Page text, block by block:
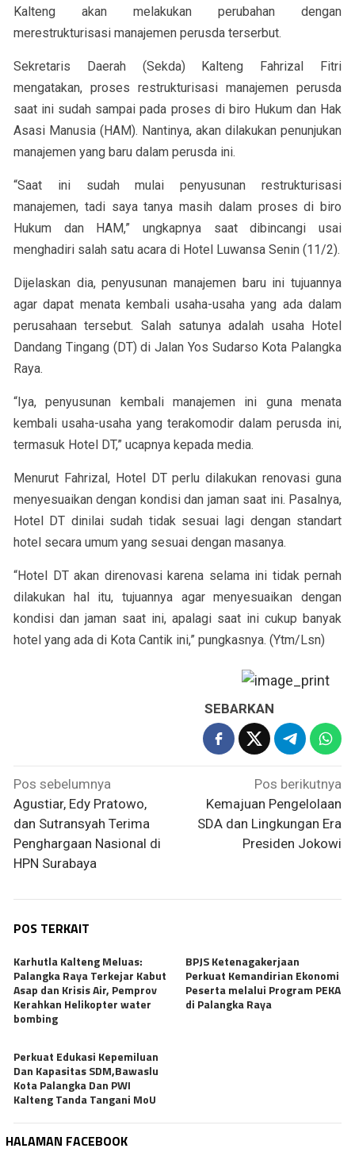
Kalteng akan melakukan perubahan dengan
merestrukturisasi manajemen perusda terserbut.
Sekretaris Daerah (Sekda) Kalteng Fahrizal Fitri
mengatakan, proses restrukturisasi manajemen perusda
saat ini sudah sampai pada proses di biro Hukum dan Hak
Asasi Manusia (HAM). Nantinya, akan dilakukan penunjukan
manajemen yang baru dalam perusda ini.
“Saat ini sudah mulai penyusunan restrukturisasi
manajemen, tadi saya tanya masih dalam proses di biro
Hukum dan HAM,” ungkapnya saat dibincangi usai
menghadiri salah satu acara di Hotel Luwansa Senin (11/2).
Dijelaskan dia, penyusunan manajemen baru ini tujuannya
agar dapat menata kembali usaha-usaha yang ada dalam
perusahaan tersebut. Salah satunya adalah usaha Hotel
Dandang Tingang (DT) di Jalan Yos Sudarso Kota Palangka
Raya.
“Iya, penyusunan kembali manajemen ini guna menata
kembali usaha-usaha yang terakomodir dalam perusda ini,
termasuk Hotel DT,” ucapnya kepada media.
Menurut Fahrizal, Hotel DT perlu dilakukan renovasi guna
menyesuaikan dengan kondisi dan jaman saat ini. Pasalnya,
Hotel DT dinilai sudah tidak sesuai lagi dengan standart
hotel secara umum yang sesuai dengan masanya.
“Hotel DT akan direnovasi karena selama ini tidak pernah
dilakukan hal itu, tujuannya agar menyesuaikan dengan
kondisi dan jaman saat ini, apalagi saat ini cukup banyak
hotel yang ada di Kota Cantik ini,” pungkasnya. (Ytm/Lsn)
SEBARKAN
Navigasi
pos
Pos sebelumnya
Agustiar, Edy Pratowo,
dan Sutransyah Terima
Penghargaan Nasional di
HPN Surabaya
Pos berikutnya
Kemajuan Pengelolaan
SDA dan Lingkungan Era
Presiden Jokowi
POS TERKAIT
Karhutla Kalteng Meluas:
Palangka Raya Terkejar Kabut
Asap dan Krisis Air, Pemprov
Kerahkan Helikopter water
bombing
BPJS Ketenagakerjaan
Perkuat Kemandirian Ekonomi
Peserta melalui Program PEKA
di Palangka Raya
Perkuat Edukasi Kepemiluan
Dan Kapasitas SDM,Bawaslu
Kota Palangka Dan PWI
Kalteng Tanda Tangani MoU
HALAMAN FACEBOOK